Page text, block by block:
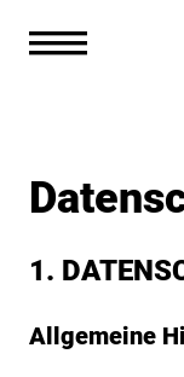
1.
Allgemeine